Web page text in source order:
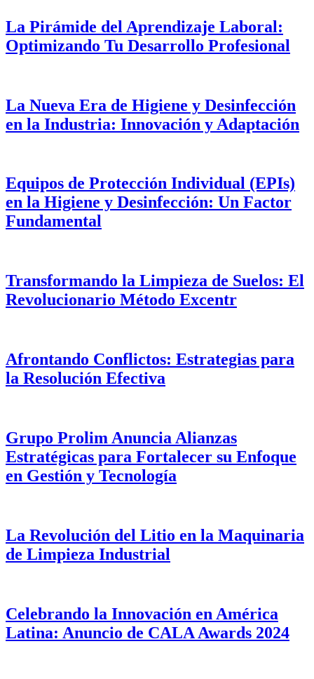
La Pirámide del Aprendizaje Laboral:
Optimizando Tu Desarrollo Profesional
La Nueva Era de Higiene y Desinfección
en la Industria: Innovación y Adaptación
Equipos de Protección Individual (EPIs)
en la Higiene y Desinfección: Un Factor
Fundamental
Transformando la Limpieza de Suelos: El
Revolucionario Método Excentr
Afrontando Conflictos: Estrategias para
la Resolución Efectiva
Grupo Prolim Anuncia Alianzas
Estratégicas para Fortalecer su Enfoque
en Gestión y Tecnología
La Revolución del Litio en la Maquinaria
de Limpieza Industrial
Celebrando la Innovación en América
Latina: Anuncio de CALA Awards 2024